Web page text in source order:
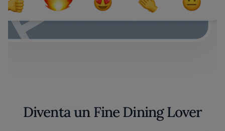
Diventa un Fine Dining Lover